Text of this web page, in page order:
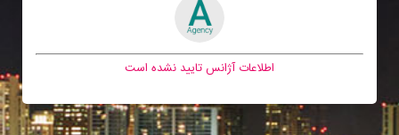
اطلاعات آژانس تایید نشده است